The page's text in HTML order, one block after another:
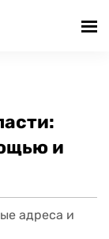
и
адреса и